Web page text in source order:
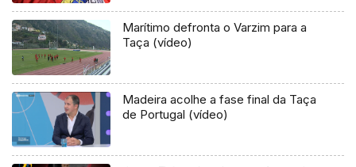
Marítimo defronta o Varzim para a
Taça (vídeo)
Madeira acolhe a fase final da Taça
de Portugal (vídeo)